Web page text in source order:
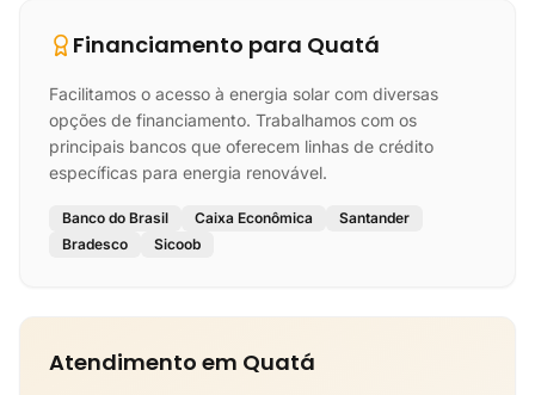
Financiamento para Quatá
Facilitamos o acesso à energia solar com diversas
opções de financiamento. Trabalhamos com os
principais bancos que oferecem linhas de crédito
específicas para energia renovável.
Banco do Brasil Caixa Econômica
Santander
Bradesco
Sicoob
Atendimento em Quatá